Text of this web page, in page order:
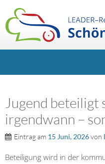
Jugend beteiligt
irgendwann –
Eintrag am 15 Juni, 2026von
Beteiligung wird in der